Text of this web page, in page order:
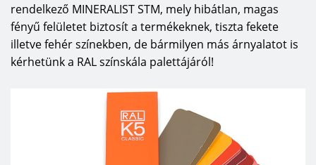
rendelkező MINERALIST STM, mely hibátlan, magas
fényű felületet biztosít a termékeknek, tiszta fekete
illetve fehér színekben, de bármilyen más árnyalatot is
kérhetünk a RAL színskála palettájáról!